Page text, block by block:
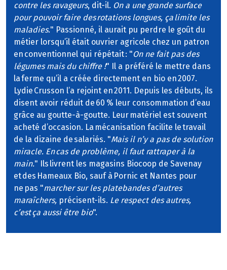
contre les ravageurs, dit-il. On a une grande surface
pour pouvoir faire des rotations longues, ça limite les
maladies." Passionné, il aurait pu perdre le goût du
métier lorsqu’il était ouvrier agricole chez un patron
en conventionnel qui répétait : "On ne fait pas des
légumes mais du chiffre !" Il a préféré le mettre dans
la ferme qu’il a créée directement en bio en 2007.
Lydie Crusson l’a rejoint en 2011. Depuis les débuts, ils
disent avoir réduit de 60 % leur consommation d’eau
grâce au goutte-à-goutte. Leur matériel est souvent
acheté d’occasion. La mécanisation facilite le travail
de la dizaine de salariés. "Mais il n’y a pas de solution
miracle. En cas de problème, il faut rattraper à la
main." Ils livrent les magasins Biocoop de Savenay
et des Hameaux Bio, sauf à Pornic et Nantes pour
ne pas "marcher sur les platebandes d’autres
maraîchers, précisent-ils. Le respect des autres,
c’est ça aussi être bio".